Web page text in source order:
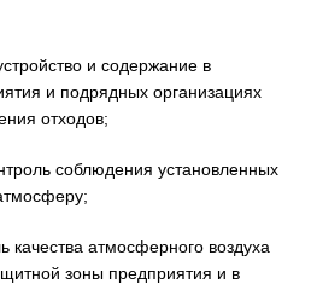
и содержание в
и подрядных организациях
отходов;
соблюдения установленных
атмосферного воздуха
зоны предприятия и в